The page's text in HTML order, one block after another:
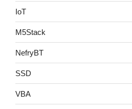
IoT
M5Stack
NefryBT
SSD
VBA